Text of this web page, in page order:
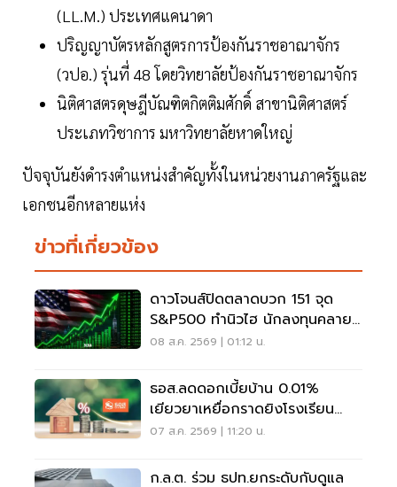
(LL.M.) ประเทศแคนาดา
ปริญญาบัตรหลักสูตรการป้องกันราชอาณาจักร
(วปอ.) รุ่นที่ 48 โดยวิทยาลัยป้องกันราชอาณาจักร
นิติศาสตรดุษฎีบัณฑิตกิตติมศักดิ์ สาขานิติศาสตร์
ประเภทวิชาการ มหาวิทยาลัยหาดใหญ่
ปัจจุบันยังดำรงตำแหน่งสำคัญทั้งในหน่วยงานภาครัฐและ
เอกชนอีกหลายแห่ง
ข่าวที่เกี่ยวข้อง
ดาวโจนส์ปิดตลาดบวก 151 จุด
S&P500 ทำนิวไฮ นักลงทุนคลาย
กังวลเฟดขึ้นดอกเบี้ย
08 ส.ค. 2569 | 01:12 น.
ธอส.ลดดอกเบี้ยบ้าน 0.01%
เยียวยาเหยื่อกราดยิงโรงเรียน
จ.นนทบุรี
07 ส.ค. 2569 | 11:20 น.
ก.ล.ต. ร่วม ธปท.ยกระดับกับดูแล